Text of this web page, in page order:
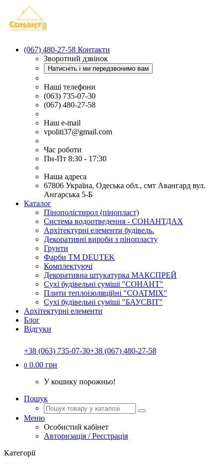
(067) 480-27-58 Контакти
Зворотний дзвінок
Натисніть і ми передзвонимо вам
Наші телефони
(063) 735-07-30
(067) 480-27-58
Наш e-mail
vpoliti37@gmail.com
Час роботи
Пн-Пт 8:30 - 17:30
Наша адреса
67806 Україна, Одеська обл., смт Авангард вул.
Ангарська 5-Б
Каталог
Пінополістирол (пінопласт)
Система водоотведення - СОНАНТДАХ
Архітектурні елементи будівель.
Декоративні вироби з пінопласту
Грунти
Фарби ТМ DEUTEK
Комплектуючі
Декоративна штукатурка МАКСПРЕЙ
Сухі будівельні суміші "СОНАНТ"
Плити теплоізоляційні "COATMIX"
Сухі будівельні суміші "БАУСВІТ"
Архітектурні елементи
Блог
Відгуки
+38 (063) 735-07-30+38 (067) 480-27-58
0 0.00 грн
У кошику порожньо!
Пошук
Меню
Особистий кабінет
Авторизація / Реєстрація
Категорії